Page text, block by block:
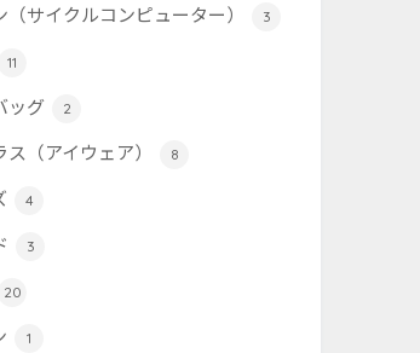
（サイクルコンピューター） 3
11
ッグ 2
ス（アイウェア） 8
4
3
20
1